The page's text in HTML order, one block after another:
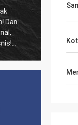
Pelanggan
biasa,
kinerja biaya luar biasa.
dan servis
sarankan